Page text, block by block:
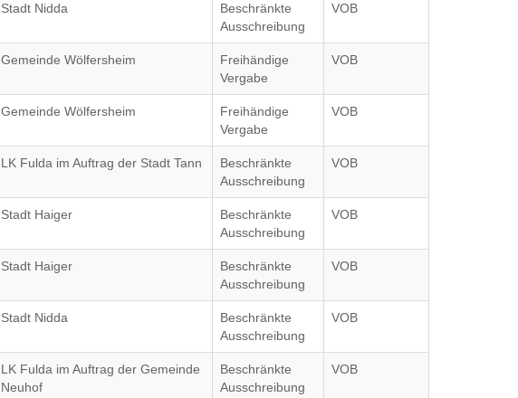
Stadt Nidda
Beschränkte
Ausschreibung
VOB
Gemeinde Wölfersheim
Freihändige
Vergabe
VOB
Gemeinde Wölfersheim
Freihändige
Vergabe
VOB
LK Fulda im Auftrag der Stadt Tann
Beschränkte
Ausschreibung
VOB
Stadt Haiger
Beschränkte
Ausschreibung
VOB
Stadt Haiger
Beschränkte
Ausschreibung
VOB
Stadt Nidda
Beschränkte
Ausschreibung
VOB
LK Fulda im Auftrag der Gemeinde
Neuhof
Beschränkte
Ausschreibung
VOB